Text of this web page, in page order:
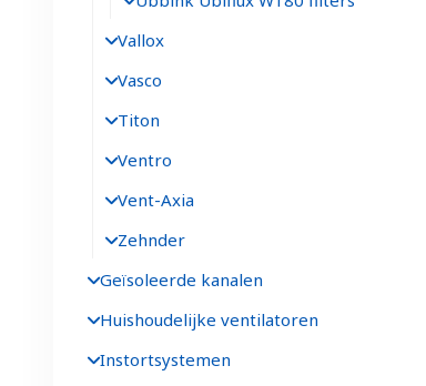
Vallox
Vasco
Titon
Ventro
Vent-Axia
Zehnder
Geïsoleerde kanalen
Huishoudelijke ventilatoren
Instortsystemen